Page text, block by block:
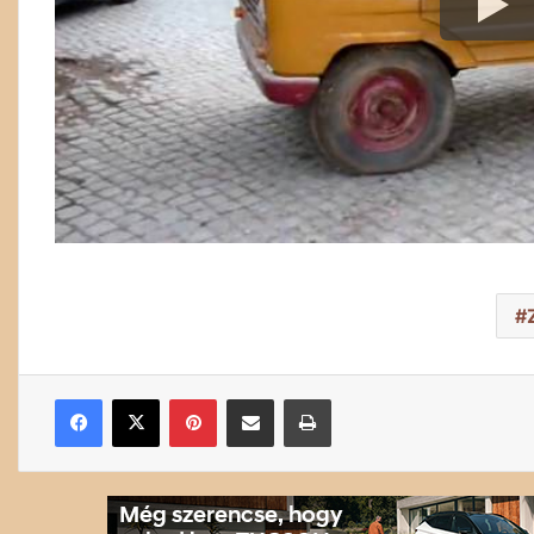
Facebook
X PinterestMegosztás email-ben Nyomtatás